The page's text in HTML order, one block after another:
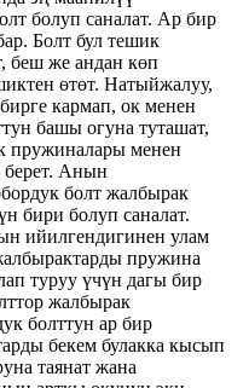
болуп саналат. Ар бир
Болт бул тешик
беш же андан көп
өтөт. Натыйжалуу,
кармап, ок менен
башы огуна туташат,
пружиналары менен
берет. Анын
болт жалбырак
бири болуп саналат.
ийилгендигинен улам
пружина
туруу үчүн дагы бир
жалбырак
болттун ар бир
бекем булакка кысып
таянат жана